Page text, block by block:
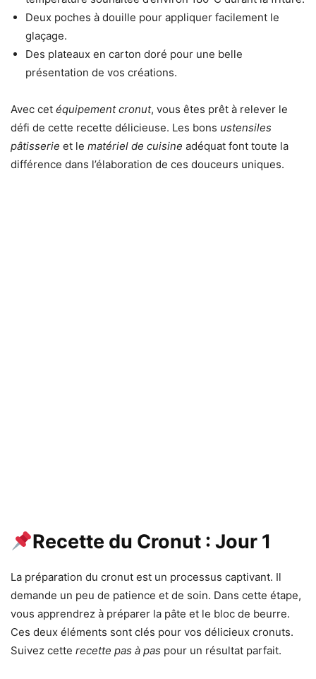
Deux poches à douille pour appliquer facilement le
glaçage.
Des plateaux en carton doré pour une belle
présentation de vos créations.
Avec cet équipement cronut, vous êtes prêt à relever le
défi de cette recette délicieuse. Les bons ustensiles
pâtisserie et le matériel de cuisine adéquat font toute la
différence dans l’élaboration de ces douceurs uniques.
Recette du Cronut : Jour 1
La préparation du cronut est un processus captivant. Il
demande un peu de patience et de soin. Dans cette étape,
vous apprendrez à préparer la pâte et le bloc de beurre.
Ces deux éléments sont clés pour vos délicieux cronuts.
Suivez cette recette pas à pas pour un résultat parfait.